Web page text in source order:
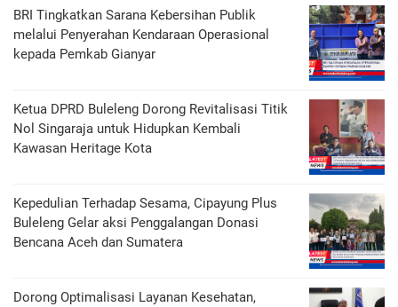
BRI Tingkatkan Sarana Kebersihan Publik
melalui Penyerahan Kendaraan Operasional
kepada Pemkab Gianyar
Ketua DPRD Buleleng Dorong Revitalisasi Titik
Nol Singaraja untuk Hidupkan Kembali
Kawasan Heritage Kota
Kepedulian Terhadap Sesama, Cipayung Plus
Buleleng Gelar aksi Penggalangan Donasi
Bencana Aceh dan Sumatera
Dorong Optimalisasi Layanan Kesehatan,